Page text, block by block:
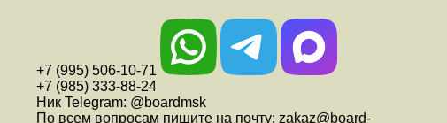
+7 (995) 506-10-71
+7 (985) 333-88-24
Ник Telegram: @boardmsk
По всем вопросам пишите на почту: zakaz@board-